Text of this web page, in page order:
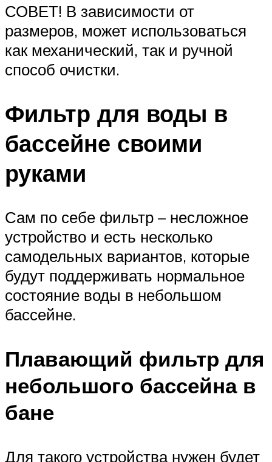
СОВЕТ! В зависимости от
размеров, может использоваться
как механический, так и ручной
способ очистки.
Фильтр для воды в
бассейне своими
руками
Сам по себе фильтр – несложное
устройство и есть несколько
самодельных вариантов, которые
будут поддерживать нормальное
состояние воды в небольшом
бассейне.
Плавающий фильтр для
небольшого бассейна в
бане
Для такого устройства нужен будет